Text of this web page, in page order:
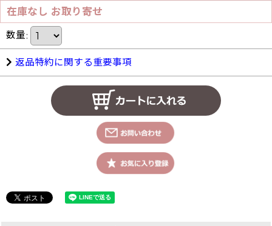
在庫なし お取り寄せ
数量:
返品特約に関する重要事項